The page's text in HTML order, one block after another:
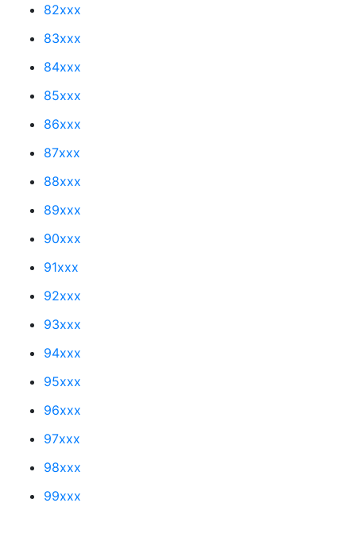
82xxx
83xxx
84xxx
85xxx
86xxx
87xxx
88xxx
89xxx
90xxx
91xxx
92xxx
93xxx
94xxx
95xxx
96xxx
97xxx
98xxx
99xxx